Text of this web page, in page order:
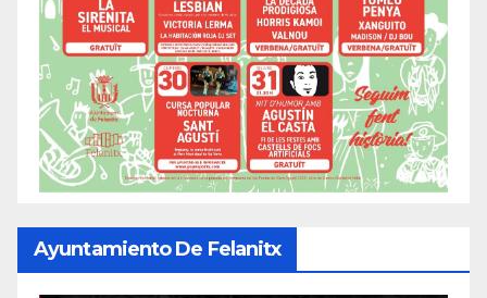
Ayuntamiento De Felanitx